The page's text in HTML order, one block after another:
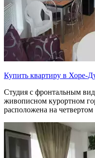
Купить квартиру в Хоре-
Студия с фронтальным
живописном курортном
расположена на четвертом